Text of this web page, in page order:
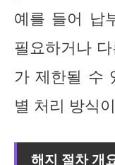
예를 들어 납
필요하거나
가 제한될 수
별 처리 방식
해지 절차 개